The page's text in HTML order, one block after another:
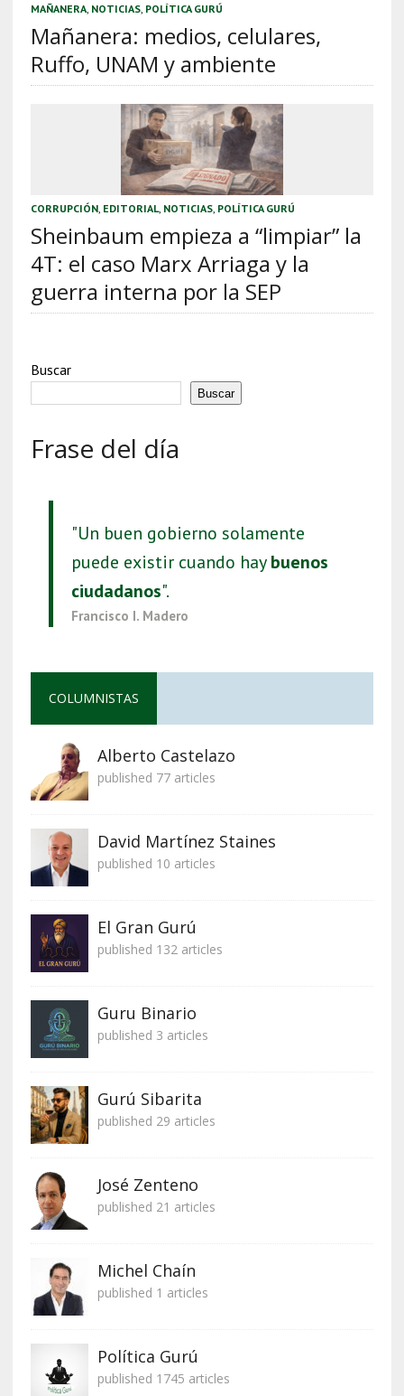
MAÑANERA, NOTICIAS, POLÍTICA GURÚ
Mañanera: medios, celulares,
Ruffo, UNAM y ambiente
CORRUPCIÓN, EDITORIAL, NOTICIAS, POLÍTICA GURÚ
Sheinbaum empieza a “limpiar” la
4T: el caso Marx Arriaga y la
guerra interna por la SEP
Buscar
Buscar
Frase del día
"Un buen gobierno solamente
puede existir cuando haybuenos
ciudadanos".
Francisco I. Madero
COLUMNISTAS
Alberto Castelazo
published 77 articles
David Martínez Staines
published 10 articles
El Gran Gurú
published 132 articles
Guru Binario
published 3 articles
Gurú Sibarita
published 29 articles
José Zenteno
published 21 articles
Michel Chaín
published 1 articles
Política Gurú
published 1745 articles